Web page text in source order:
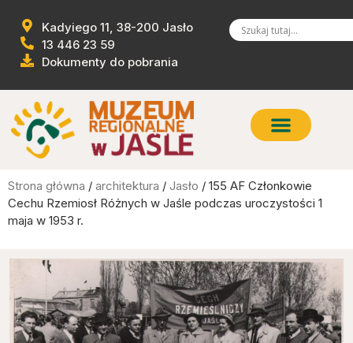
Kadyiego 11, 38-200 Jasło
13 446 23 59
Dokumenty do pobrania
Strona główna / architektura / Jasło / 155 AF Członkowie
Cechu Rzemiosł Różnych w Jaśle podczas uroczystości 1
maja w 1953 r.